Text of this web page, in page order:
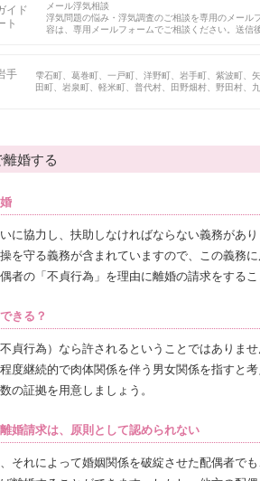
イド
ト
メール浮気相談
浮気問題の悩み・浮気調査のご相談を専用のメール
容は、専用メールフォームでご相談ください。送信
手
雫石町、葛巻町、一戸町、洋野町、岩手町、紫波町、
田町、岩泉町、軽米町、普代村、田野畑村、野田村、
婚する
に協力し、扶助しなければならない義務があ
を守る義務が含まれていますので、この義務
者の「不貞行為」を理由に離婚の請求をするこ
きる？
貞行為）なら許されるということではありま
度継続的で肉体関係を伴う男女関係を指すと
の証拠を用意しましょう。
婚請求は、原則として認められない
それによって婚姻関係を破綻させた配偶者で